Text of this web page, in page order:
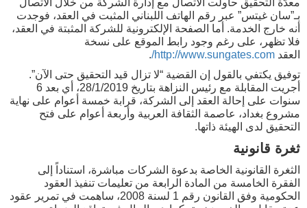
بـ”سان غيتس” عبر رقم الهاتف اللبناني المثبت في العقد، فوجدت
أنه خارج الخدمة. أما الصفحة الإلكترونية للشركة المثبتة في العقد،
فلا تظهر، على رغم وجود رابط الموقع على نسخة
العقد http://www.sungates.com/
.
توفيق يكتفي بالقول إن القضية “لا تزال قيد التحقيق حتى الآن”.
أجريت المقابلة مع رئيس النزاهة بتاريخ 28/1/2019، أي بعد 6
سنوات على إحالة العقد إلى الشركة، قرابة خمسة أعوام على نهاية
مشروع بغداد، عاصمة الثقافة العربية وأربعة أعوام على فتح
التحقيق لدى الهيئة ذاتها.
ثغرة قانونية
الثغرة القانونية الخاصة بدعوة الشركات مباشرة، استناداً إلى
الفقرة الخامسة من المادة الرابعة من تعليمات تنفيذ العقود
الحكومية وفق القانون رقم 1 لسنة 2008، ساهمت في تمرير عقود